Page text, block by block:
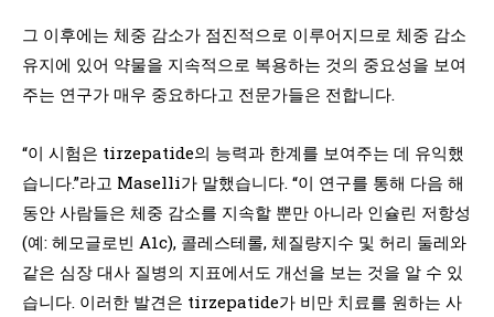
그 이후에는 체중 감소가 점진적으로 이루어지므로 체중 감소
유지에 있어 약물을 지속적으로 복용하는 것의 중요성을 보여
주는 연구가 매우 중요하다고 전문가들은 전합니다.
“이 시험은 tirzepatide의 능력과 한계를 보여주는 데 유익했
습니다.”라고 Maselli가 말했습니다. “이 연구를 통해 다음 해
동안 사람들은 체중 감소를 지속할 뿐만 아니라 인슐린 저항성
(예: 헤모글로빈 A1c), 콜레스테롤, 체질량지수 및 허리 둘레와
같은 심장 대사 질병의 지표에서도 개선을 보는 것을 알 수 있
습니다. 이러한 발견은 tirzepatide가 비만 치료를 원하는 사